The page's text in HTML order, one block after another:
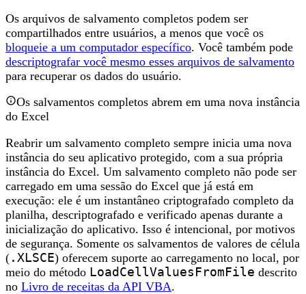
Os arquivos de salvamento completos podem ser
compartilhados entre usuários, a menos que você os
bloqueie a um computador específico. Você também pode
descriptografar você mesmo esses arquivos de salvamento
para recuperar os dados do usuário.
Os salvamentos completos abrem em uma nova instância
do Excel
Reabrir um salvamento completo sempre inicia uma nova
instância do seu aplicativo protegido, com a sua própria
instância do Excel. Um salvamento completo não pode ser
carregado em uma sessão do Excel que já está em
execução: ele é um instantâneo criptografado completo da
planilha, descriptografado e verificado apenas durante a
inicialização do aplicativo. Isso é intencional, por motivos
de segurança. Somente os salvamentos de valores de célula
( .XLSCE) oferecem suporte ao carregamento no local, por
meio do método LoadCellValuesFromFile descrito
no Livro de receitas da API VBA.